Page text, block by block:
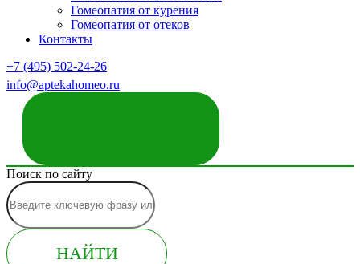
Гомеопатия от курения
Гомеопатия от отеков
Контакты
+7 (495) 502-24-26
info@aptekahomeo.ru
Поиск по сайту
НАЙТИ